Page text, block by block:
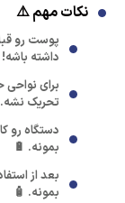
نکات مهم ⚠️
پوست رو
داشته
برای
تحریک
دستگاه رو
بمونه. 🔋
بعد از
بمونه. 🧴